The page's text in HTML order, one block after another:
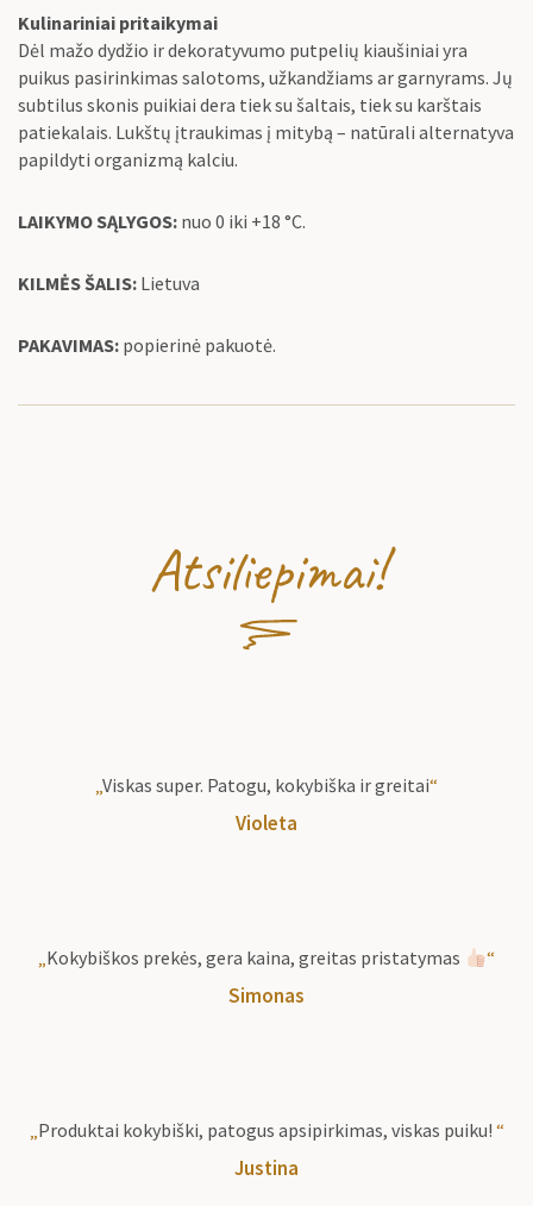
Kulinariniai pritaikymai
Dėl mažo dydžio ir dekoratyvumo putpelių kiaušiniai yra
puikus pasirinkimas salotoms, užkandžiams ar garnyrams. Jų
subtilus skonis puikiai dera tiek su šaltais, tiek su karštais
patiekalais. Lukštų įtraukimas į mitybą – natūrali alternatyva
papildyti organizmą kalciu.
LAIKYMO SĄLYGOS: nuo 0 iki +18 °C.
KILMĖS ŠALIS: Lietuva
PAKAVIMAS: popierinė pakuotė.
Atsiliepimai!
„Viskas super. Patogu, kokybiška ir greitai“
Violeta
„Kokybiškos prekės, gera kaina, greitas pristatymas “
Simonas
„Produktai kokybiški, patogus apsipirkimas, viskas puiku! “
Justina